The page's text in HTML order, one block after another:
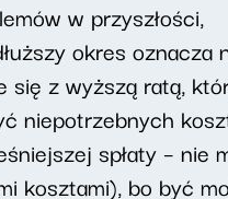
w przyszłości,
okres
się z wyższą ratą,
niepotrzebnych
spłaty –
kosztami), bo być